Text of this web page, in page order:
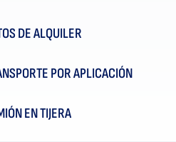
DE ALQUILER
POR APLICACIÓN
EN TIJERA